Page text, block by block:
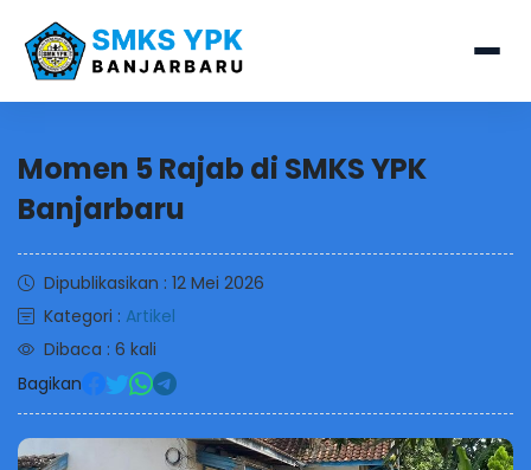
Momen 5 Rajab di SMKS YPK
Banjarbaru
Dipublikasikan : 12 Mei 2026
Kategori : Artikel
Dibaca : 6 kali
Bagikan